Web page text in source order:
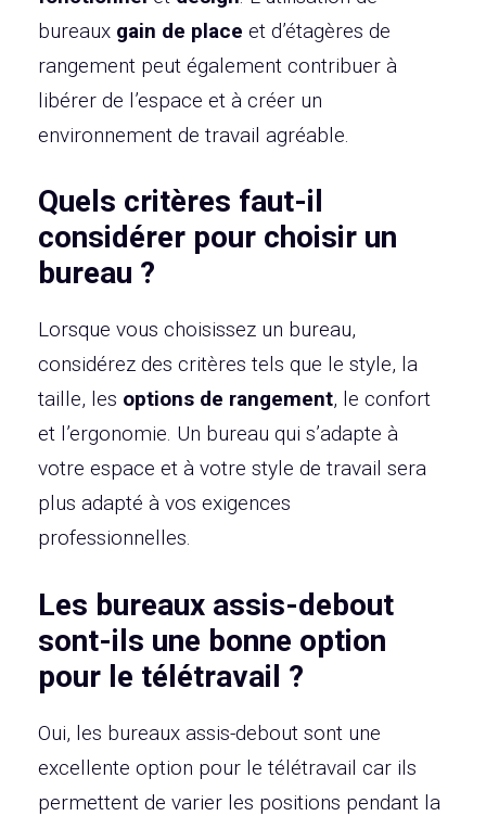
bureaux gain de place et d’étagères de
rangement peut également contribuer à
libérer de l’espace et à créer un
environnement de travail agréable.
Quels critères faut-il
considérer pour choisir un
bureau ?
Lorsque vous choisissez un bureau,
considérez des critères tels que le style, la
taille, les options de rangement, le confort
et l’ergonomie. Un bureau qui s’adapte à
votre espace et à votre style de travail sera
plus adapté à vos exigences
professionnelles.
Les bureaux assis-debout
sont-ils une bonne option
pour le télétravail ?
Oui, les bureaux assis-debout sont une
excellente option pour le télétravail car ils
permettent de varier les positions pendant la